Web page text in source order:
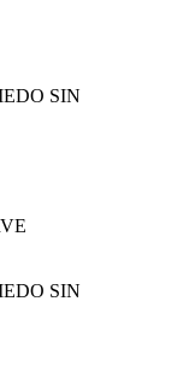
SIN
SIN